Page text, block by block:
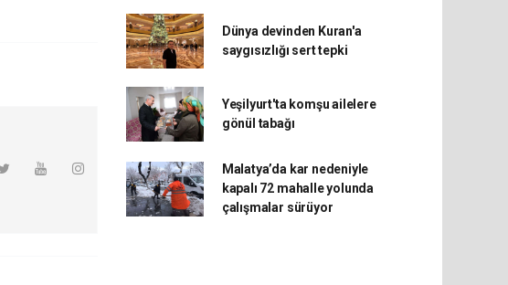
Dünya devinden Kuran'a
saygısızlığı sert tepki
Yeşilyurt'ta komşu ailelere
gönül tabağı
Malatya’da kar nedeniyle
kapalı 72 mahalle yolunda
çalışmalar sürüyor